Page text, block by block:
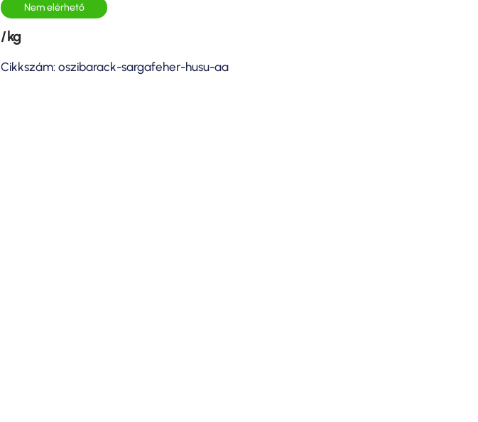
Nem elérhető
/ kg
Cikkszám: oszibarack-sargafeher-husu-aa